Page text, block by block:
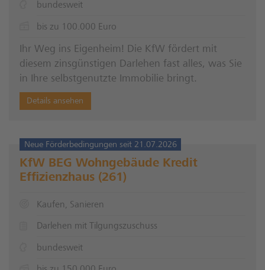
bundesweit
bis zu 100.000 Euro
Ihr Weg ins Eigenheim! Die KfW fördert mit
diesem zinsgünstigen Darlehen fast alles, was Sie
in Ihre selbstgenutzte Immobilie bringt.
Details ansehen
Neue Förderbedingungen seit 21.07.2026
KfW BEG Wohngebäude Kredit
Effizienzhaus (261)
Kaufen, Sanieren
Darlehen mit Tilgungszuschuss
bundesweit